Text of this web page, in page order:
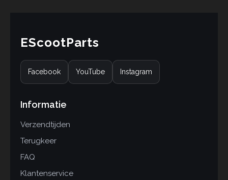
EScootParts
Facebook YouTube Instagram
Informatie
Verzendtijden
Terugkeer
FAQ
Klantenservice